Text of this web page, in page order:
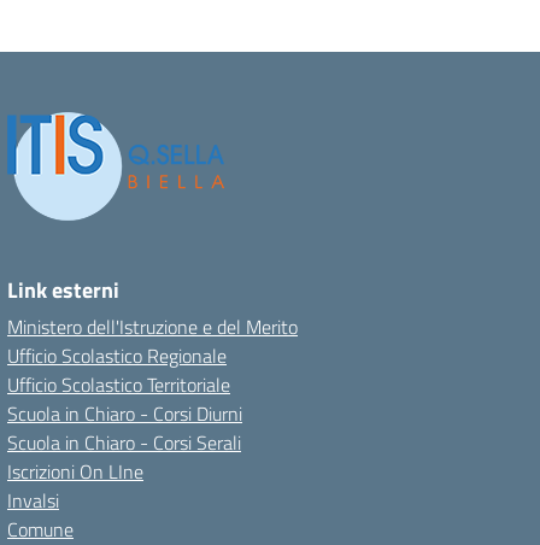
Link esterni
Ministero dell'Istruzione e del Merito
Ufficio Scolastico Regionale
Ufficio Scolastico Territoriale
Scuola in Chiaro - Corsi Diurni
Scuola in Chiaro - Corsi Serali
Iscrizioni On LIne
Invalsi
Comune